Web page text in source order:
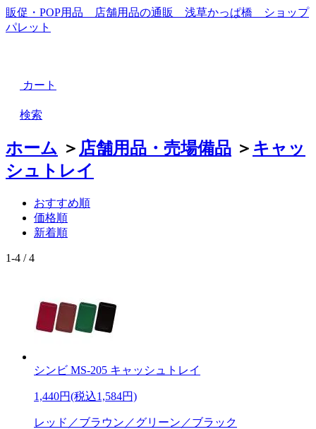
販促・POP用品 店舗用品の通販 浅草かっぱ橋 ショップ
パレット
カート
検索
ホーム ＞ 店舗用品・売場備品 ＞ キャッ
シュトレイ
おすすめ順
価格順
新着順
1-4 / 4
シンビ MS-205 キャッシュトレイ
1,440円(税込1,584円)
レッド／ブラウン／グリーン／ブラック